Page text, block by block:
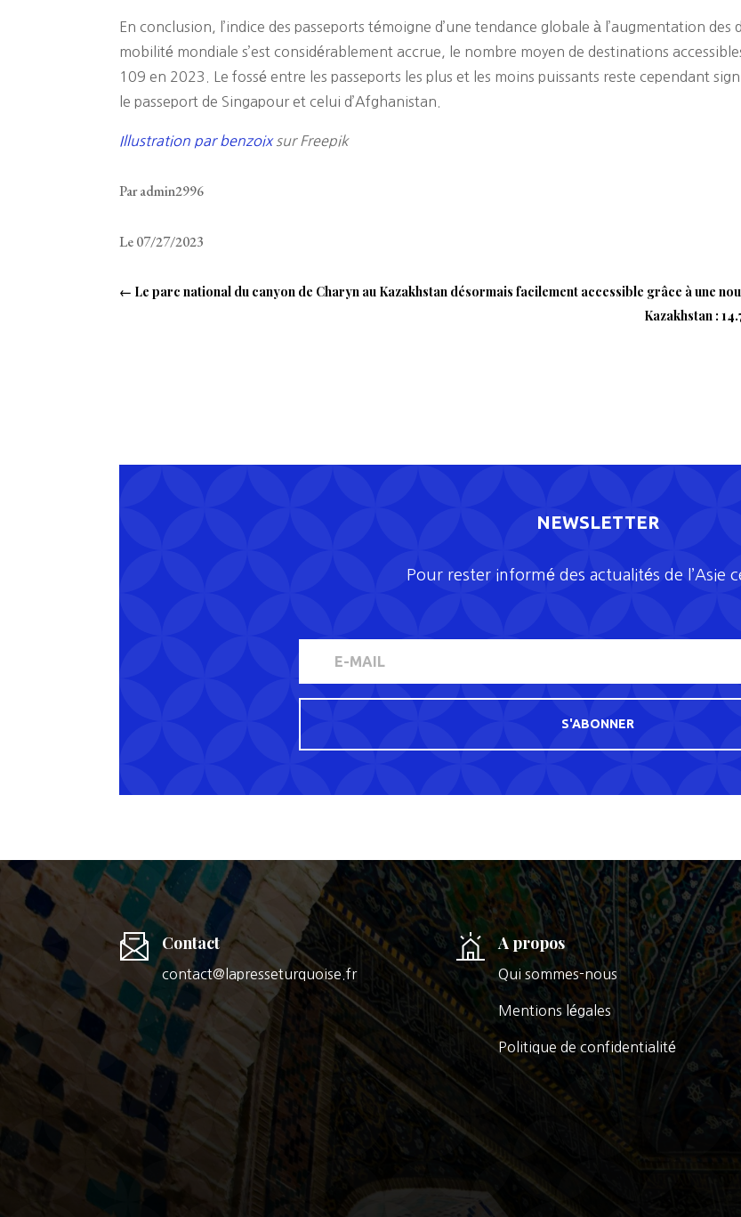
En conclusion, l’indice des passeports témoigne d’une tendance globale à l’augmentation
mobilité mondiale s’est considérablement accrue, le nombre moyen de destinations
109 en 2023. Le fossé entre les passeports les plus et les moins puissants reste cependant
le passeport de Singapour et celui d’Afghanistan.
Illustration par benzoixsur Freepik
Par admin2996
Le 07/27/2023
← Le parc national du canyon de Charyn au Kazakhstan désormais facilement accessible grâce à une
Kazakhstan :
NEWSLETTER
Pour rester informé des actualités de l’Asie
S'ABONNER
Contact
contact@lapresseturquoise.fr
A propos
Qui sommes-nous
Mentions légales
Politique de confidentialité